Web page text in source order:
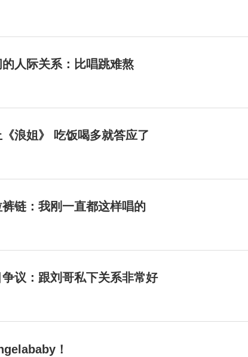
人际关系：比唱跳难熬
浪姐》 吃饭喝多就答应了
链：我刚一直都这样唱的
议：跟刘哥私下关系非常好
！